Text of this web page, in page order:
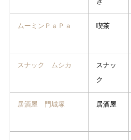
ムーミンＰａＰａ 喫茶
スナック ムシカ
スナッ
ク
居酒屋 門城塚 居酒屋